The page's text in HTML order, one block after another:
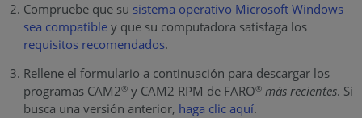
Compruebe que su sistema operativo Microsoft Windows
sea compatible y que su computadora satisfaga los
requisitos recomendados.
Rellene el formulario a continuación para descargar los
programas CAM2®y CAM2 RPM de FARO® más recientes. Si
busca una versión anterior, haga clic aquí.